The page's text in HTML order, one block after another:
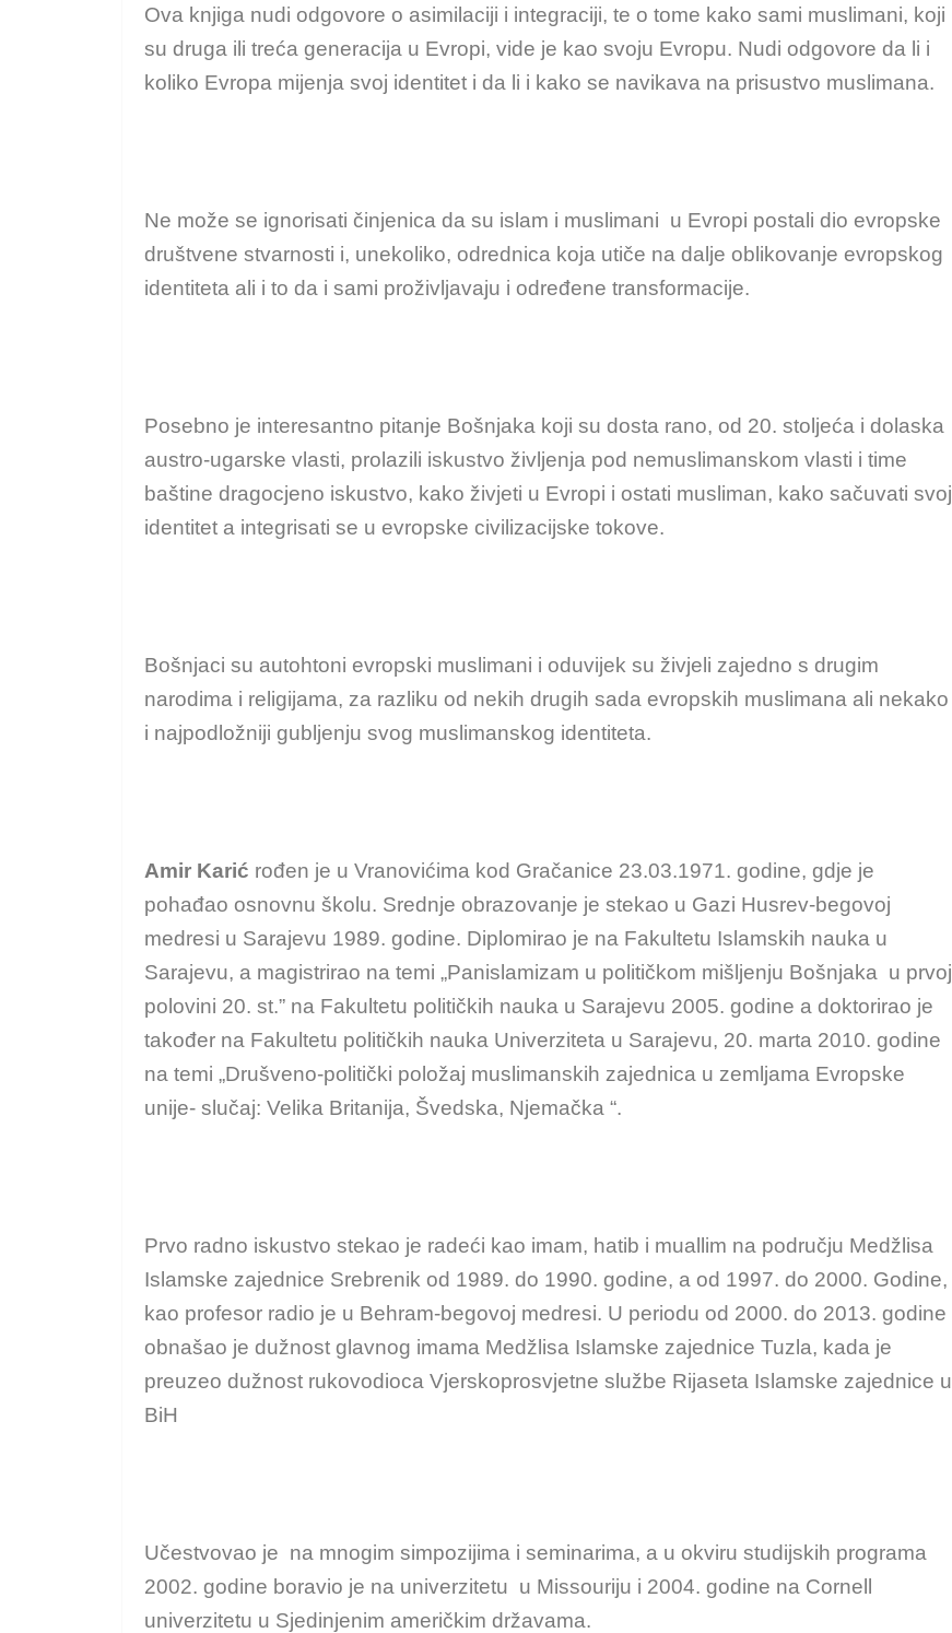
Ova knjiga nudi odgovore o asimilaciji i integraciji, te o tome kako sami muslimani, koji
su druga ili treća generacija u Evropi, vide je kao svoju Evropu. Nudi odgovore da li i
koliko Evropa mijenja svoj identitet i da li i kako se navikava na prisustvo muslimana.
Ne može se ignorisati činjenica da su islam i muslimani u Evropi postali dio evropske
društvene stvarnosti i, unekoliko, odrednica koja utiče na dalje oblikovanje evropskog
identiteta ali i to da i sami proživljavaju i određene transformacije.
Posebno je interesantno pitanje Bošnjaka koji su dosta rano, od 20. stoljeća i dolaska
austro-ugarske vlasti, prolazili iskustvo življenja pod nemuslimanskom vlasti i time
baštine dragocjeno iskustvo, kako živjeti u Evropi i ostati musliman, kako sačuvati svoj
identitet a integrisati se u evropske civilizacijske tokove.
Bošnjaci su autohtoni evropski muslimani i oduvijek su živjeli zajedno s drugim
narodima i religijama, za razliku od nekih drugih sada evropskih muslimana ali nekako
i najpodložniji gubljenju svog muslimanskog identiteta.
Amir Karić rođen je u Vranovićima kod Gračanice 23.03.1971. godine, gdje je
pohađao osnovnu školu. Srednje obrazovanje je stekao u Gazi Husrev-begovoj
medresi u Sarajevu 1989. godine. Diplomirao je na Fakultetu Islamskih nauka u
Sarajevu, a magistrirao na temi „Panislamizam u političkom mišljenju Bošnjaka u prvoj
polovini 20. st.” na Fakultetu političkih nauka u Sarajevu 2005. godine a doktorirao je
također na Fakultetu političkih nauka Univerziteta u Sarajevu, 20. marta 2010. godine
na temi „Drušveno-politički položaj muslimanskih zajednica u zemljama Evropske
unije- slučaj: Velika Britanija, Švedska, Njemačka “.
Prvo radno iskustvo stekao je radeći kao imam, hatib i muallim na području Medžlisa
Islamske zajednice Srebrenik od 1989. do 1990. godine, a od 1997. do 2000. Godine,
kao profesor radio je u Behram-begovoj medresi. U periodu od 2000. do 2013. godine
obnašao je dužnost glavnog imama Medžlisa Islamske zajednice Tuzla, kada je
preuzeo dužnost rukovodioca Vjerskoprosvjetne službe Rijaseta Islamske zajednice u
BiH
Učestvovao je na mnogim simpozijima i seminarima, a u okviru studijskih programa
2002. godine boravio je na univerzitetu u Missouriju i 2004. godine na Cornell
univerzitetu u Sjedinjenim američkim državama.